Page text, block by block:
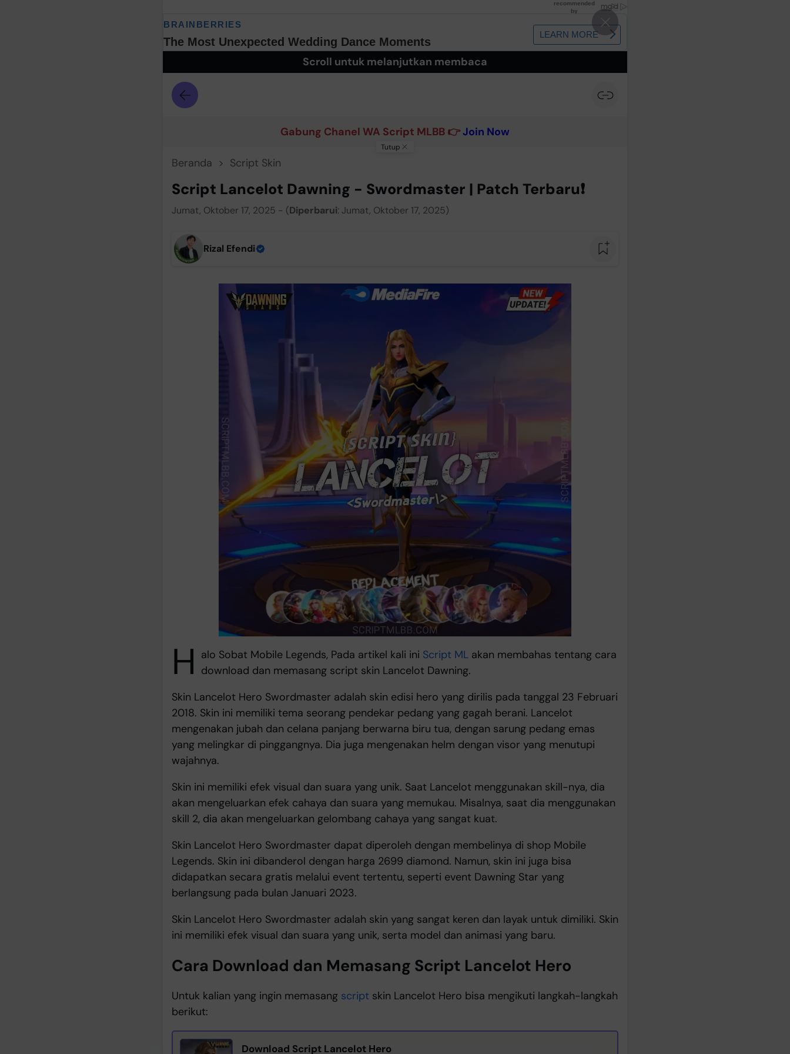
Scroll untuk melanjutkan membaca
Gabung Chanel WA Script MLBB 👉Join Now
Tutup
Beranda Script Skin
Script Lancelot Dawning - Swordmaster | Patch Terbaru❗
Jumat, Oktober 17, 2025 - (Diperbarui: Jumat, Oktober 17, 2025)
Rizal Efendi
H alo Sobat Mobile Legends, Pada artikel kali ini Script ML akan membahas tentang cara
download dan memasang script skin Lancelot Dawning.
Skin Lancelot Hero Swordmaster adalah skin edisi hero yang dirilis pada tanggal 23 Februari
2018. Skin ini memiliki tema seorang pendekar pedang yang gagah berani. Lancelot
mengenakan jubah dan celana panjang berwarna biru tua, dengan sarung pedang emas
yang melingkar di pinggangnya. Dia juga mengenakan helm dengan visor yang menutupi
wajahnya.
Skin ini memiliki efek visual dan suara yang unik. Saat Lancelot menggunakan skill-nya, dia
akan mengeluarkan efek cahaya dan suara yang memukau. Misalnya, saat dia menggunakan
skill 2, dia akan mengeluarkan gelombang cahaya yang sangat kuat.
Skin Lancelot Hero Swordmaster dapat diperoleh dengan membelinya di shop Mobile
Legends. Skin ini dibanderol dengan harga 2699 diamond. Namun, skin ini juga bisa
didapatkan secara gratis melalui event tertentu, seperti event Dawning Star yang
berlangsung pada bulan Januari 2023.
Skin Lancelot Hero Swordmaster adalah skin yang sangat keren dan layak untuk dimiliki. Skin
ini memiliki efek visual dan suara yang unik, serta model dan animasi yang baru.
Cara Download dan Memasang Script Lancelot Hero
Untuk kalian yang ingin memasang script skin Lancelot Hero bisa mengikuti langkah-langkah
berikut:
Download Script Lancelot Hero